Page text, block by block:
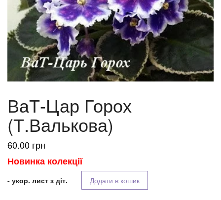
ВаТ-Цар Горох
(Т.Валькова)
60.00 грн
Новинка колекції
- укор. лист з діт. Додати в кошик